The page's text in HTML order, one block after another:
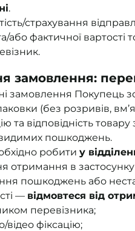
.
страхування
або фактичної вартості
замовлення:
замовлення Покупець
(без розривів,
та відповідність
видимих пошкоджень.
робити у
отримання в
пошкоджень або
— відмовтеся від
перевізника;
відео фіксацію;